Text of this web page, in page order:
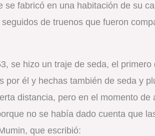
fabricó en una habitación de su
de truenos que fueron
se hizo un traje de seda, el
por él y hechas también de seda y
distancia, pero en el momento
no se había dado cuenta que
que escribió: